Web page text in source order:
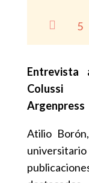
 5
Colussi
Argenpress
Atilio